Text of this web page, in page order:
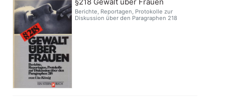
Berichte, Reportagen, Protokolle zur
Diskussion über den Paragraphen 218